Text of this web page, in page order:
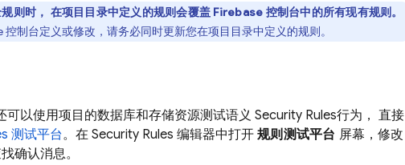
则时， 在项目目录中定义的规则会覆盖 Firebase 控制台中的所有现有规则。
控制台定义或修改，请务必同时更新您在项目目录中定义的规则。
以使用项目的数据库和存储资源测试语义 Security Rules行为， 直接
测试平台。在 Security Rules 编辑器中打开 规则测试平台 屏幕，修改
确认消息。